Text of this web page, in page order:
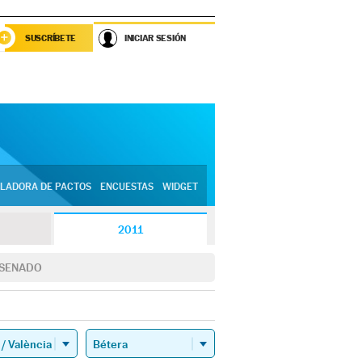
SUSCRÍBETE INICIAR SESIÓN
DE PACTOS ENCUESTAS WIDGET
2011